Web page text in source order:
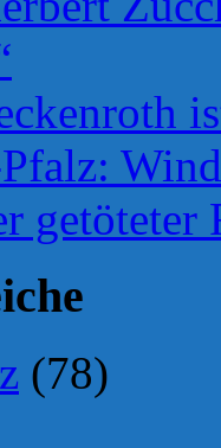
getöteter
(78)